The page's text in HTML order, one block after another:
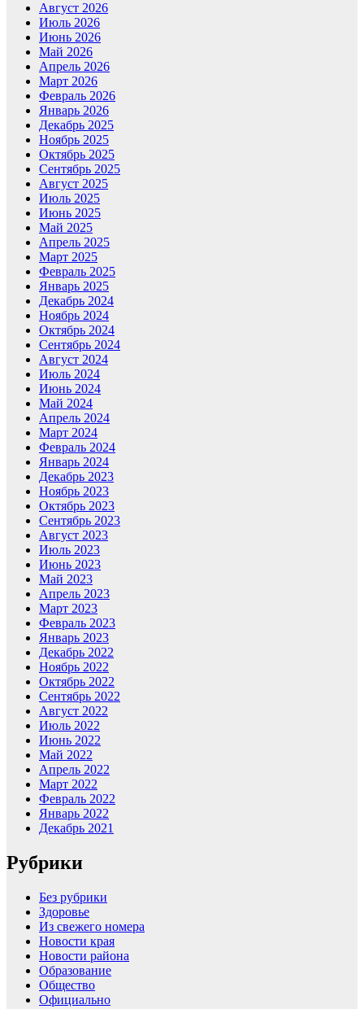
Август 2026
Июль 2026
Июнь 2026
Май 2026
Апрель 2026
Март 2026
Февраль 2026
Январь 2026
Декабрь 2025
Ноябрь 2025
Октябрь 2025
Сентябрь 2025
Август 2025
Июль 2025
Июнь 2025
Май 2025
Апрель 2025
Март 2025
Февраль 2025
Январь 2025
Декабрь 2024
Ноябрь 2024
Октябрь 2024
Сентябрь 2024
Август 2024
Июль 2024
Июнь 2024
Май 2024
Апрель 2024
Март 2024
Февраль 2024
Январь 2024
Декабрь 2023
Ноябрь 2023
Октябрь 2023
Сентябрь 2023
Август 2023
Июль 2023
Июнь 2023
Май 2023
Апрель 2023
Март 2023
Февраль 2023
Январь 2023
Декабрь 2022
Ноябрь 2022
Октябрь 2022
Сентябрь 2022
Август 2022
Июль 2022
Июнь 2022
Май 2022
Апрель 2022
Март 2022
Февраль 2022
Январь 2022
Декабрь 2021
Рубрики
Без рубрики
Здоровье
Из свежего номера
Новости края
Новости района
Образование
Общество
Официально